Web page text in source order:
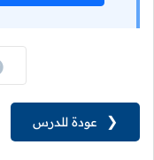
❮ عودة للدرس